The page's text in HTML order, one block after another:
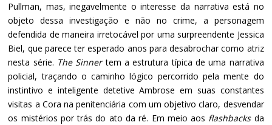
Pullman, mas, inegavelmente o interesse da narrativa está no
objeto dessa investigação e não no crime, a personagem
defendida de maneira irretocável por uma surpreendente Jessica
Biel, que parece ter esperado anos para desabrochar como atriz
nesta série. The Sinnertem a estrutura típica de uma narrativa
policial, traçando o caminho lógico percorrido pela mente do
instintivo e inteligente detetive Ambrose em suas constantes
visitas a Cora na penitenciária com um objetivo claro, desvendar
os mistérios por trás do ato da ré. Em meio aos flashbacks da